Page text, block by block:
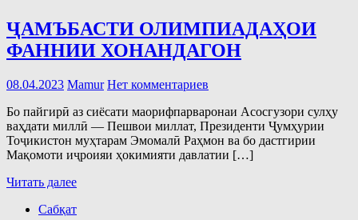
ҶАМЪБАСТИ ОЛИМПИАДАҲОИ
ФАННИИ ХОНАНДАГОН
08.04.2023 Mamur Нет комментариев
Бо пайгирӣ аз сиёсати маорифпарваронаи Асосгузори сулҳу
ваҳдати миллӣ — Пешвои миллат, Президенти Ҷумҳурии
Тоҷикистон муҳтарам Эмомалӣ Раҳмон ва бо дастгирии
Мақомоти иҷроияи ҳокимияти давлатии […]
Читать далее
Сабқат